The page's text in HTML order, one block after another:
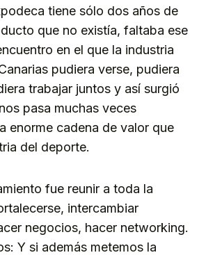
tiene sólo dos años de
que no existía, faltaba ese
en el que la industria
pudiera verse, pudiera
trabajar juntos y así surgió
pasa muchas veces
enorme cadena de valor que
del deporte.
fue reunir a toda la
intercambiar
negocios, hacer networking.
Y si además metemos la